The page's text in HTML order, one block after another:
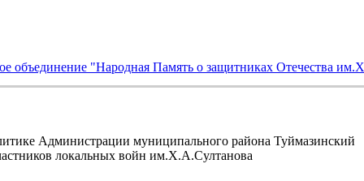
объединение "Народная Память о защитниках Отечества
Администрации муниципального района Туймазинский
локальных войн им.Х.А.Султанова